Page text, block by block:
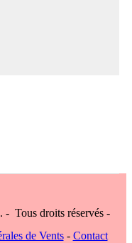
Tous droits réservés -
de Vents- Contact